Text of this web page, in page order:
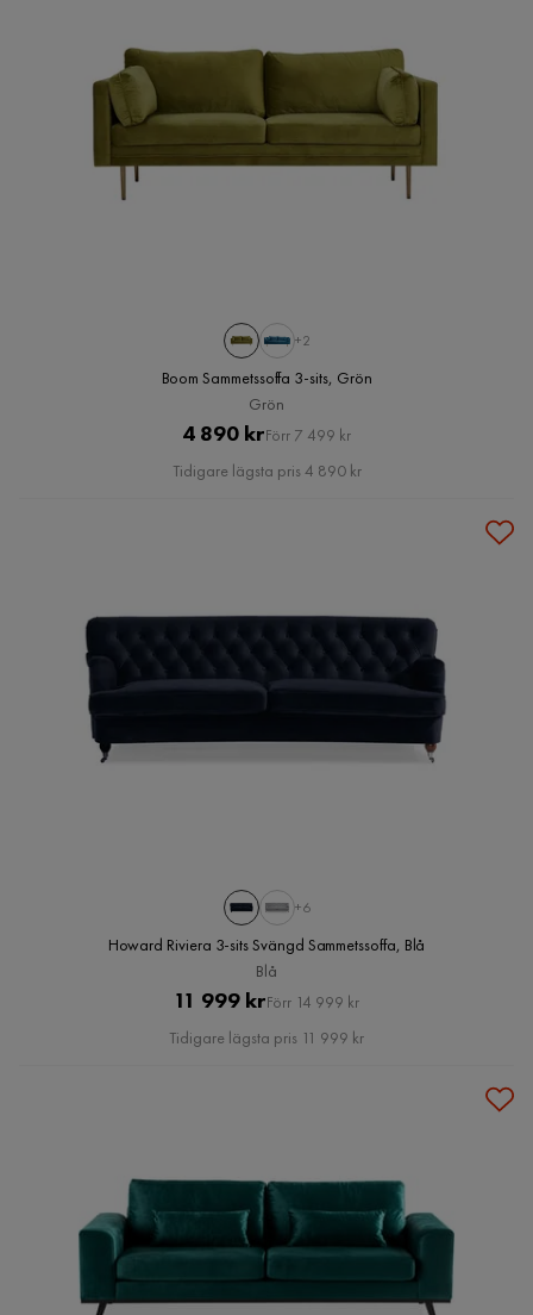
+2
Boom Sammetssoffa 3-sits, Grön
Grön
Pris
4 890 krOriginal
Pris
Förr 7 499 kr
Tidigare lägsta pris 4 890 kr
+6
Howard Riviera 3-sits Svängd Sammetssoffa, Blå
Blå
Pris
11 999 krOriginal
Pris
Förr 14 999 kr
Tidigare lägsta pris 11 999 kr